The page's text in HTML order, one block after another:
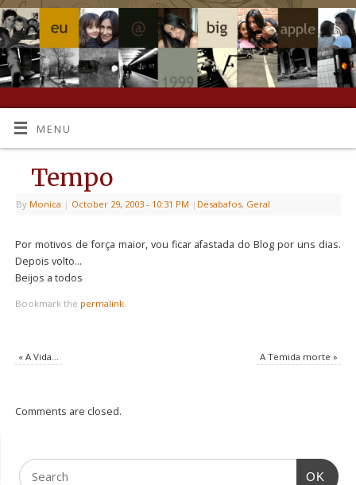
MENU
Tempo
By Monica | October 29, 2003 - 10:31 PM | Desabafos, Geral
Por motivos de força maior, vou ficar afastada do Blog por uns dias.
Depois volto…
Beijos a todos
Bookmark the permalink.
«A Vida… A Temida morte»
Comments are closed.
OK